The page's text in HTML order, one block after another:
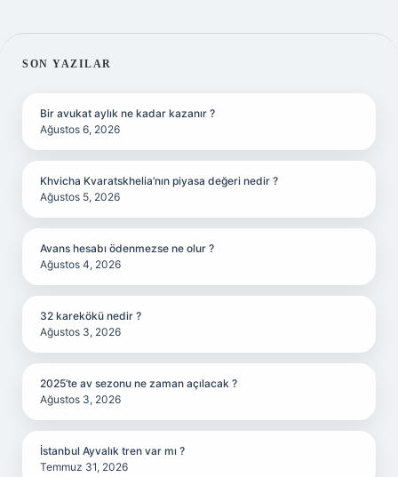
SIDEBAR
SON YAZILAR
Bir avukat aylık ne kadar kazanır ?
Ağustos 6, 2026
Khvicha Kvaratskhelia’nın piyasa değeri nedir ?
Ağustos 5, 2026
Avans hesabı ödenmezse ne olur ?
Ağustos 4, 2026
32 karekökü nedir ?
Ağustos 3, 2026
2025’te av sezonu ne zaman açılacak ?
Ağustos 3, 2026
İstanbul Ayvalık tren var mı ?
Temmuz 31, 2026